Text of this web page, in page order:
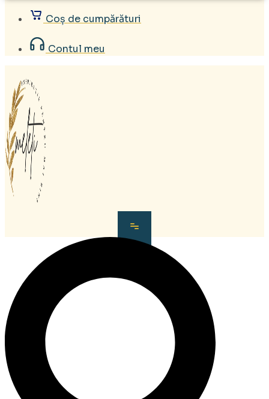
Coș de cumpărături
Contul meu